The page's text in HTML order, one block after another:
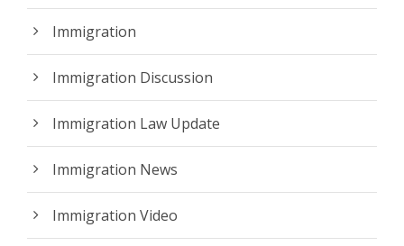
Immigration
Immigration Discussion
Immigration Law Update
Immigration News
Immigration Video